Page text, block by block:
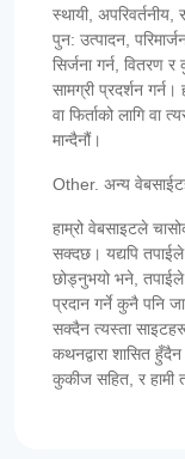
स्थायी,
पुन: उत्पादन,
सिर्जना गर्न, वितरण
सामग्री प्रदर्शन गर्न।
वा फिर्ताको लागि वा
मान्दैनौं।
Other. अन्य
हाम्रो वेबसाइटले
सक्दछ। यद्यपि
छोड्नुभयो भने, तपाईले
प्रदान गर्ने कुनै पनि
सक्दैन त्यस्ता साइटहरू
कथनद्वारा शासित
कुकीज सहित, र हामी